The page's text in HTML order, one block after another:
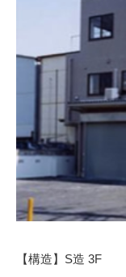
【構造】S造 3F